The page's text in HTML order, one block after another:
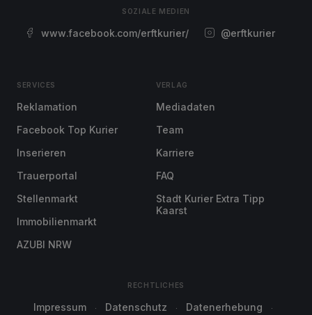
SOZIALE MEDIEN
www.facebook.com/erftkurier/ @erftkurier
SERVICES
Reklamation
Facebook Top Kurier
Inserieren
Trauerportal
Stellenmarkt
Immobilienmarkt
AZUBI NRW
VERLAG
Mediadaten
Team
Karriere
FAQ
Stadt Kurier Extra Tipp
Kaarst
RECHTLICHES
Impressum Datenschutz Datenerhebung